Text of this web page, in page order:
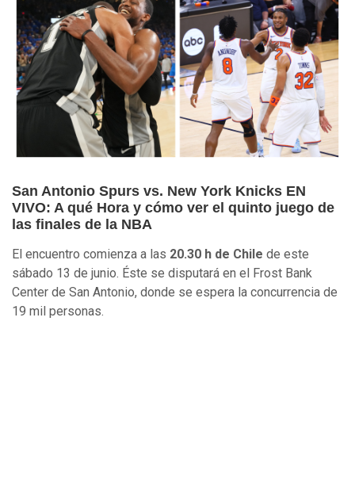
San Antonio Spurs vs. New York Knicks EN
VIVO: A qué Hora y cómo ver el quinto juego de
las finales de la NBA
El encuentro comienza a las 20.30 h de Chile de este
sábado 13 de junio. Éste se disputará en el Frost Bank
Center de San Antonio, donde se espera la concurrencia de
19 mil personas.